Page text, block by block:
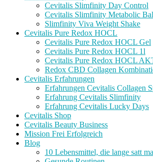
Cevitalis Slimfinity Day Control
Cevitalis Slimfinity Metabolic
Slimfinity Viva Weight Shake
Cevitalis Pure Redox HOCL
Cevitalis Pure Redox HOCL Gel
Cevitalis Pure Redox HOCL 1l
Cevitalis Pure Redox HOCL
Redox CBD Collagen
Cevitalis Erfahrungen
Erfahrungen Cevitalis Collagen
Erfahrung Cevitalis Slimfinity
Erfahrung Cevitalis Lucky Days
Cevitalis Shop
Cevitalis Beauty Business
Mission Frei Erfolgreich
Blog
10 Lebensmittel, die lange satt